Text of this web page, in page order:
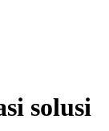
solusi